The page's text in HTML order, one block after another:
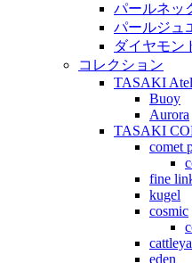
パールネッ
パールジュ
ダイヤモン
コレクション
TASAKI
Buoy
Aurora
TASAKI
comet
fine
kugel
cosmic
cattleya
eden